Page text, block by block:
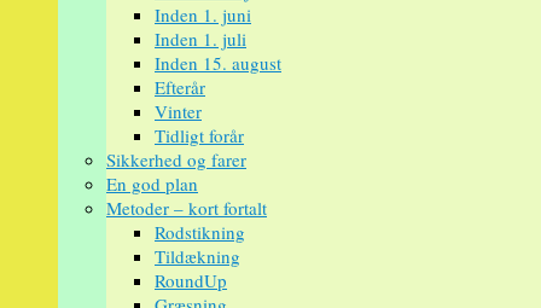
Inden 1. juni
Inden 1. juli
Inden 15. august
Efterår
Vinter
Tidligt forår
Sikkerhed og farer
En god plan
Metoder – kort fortalt
Rodstikning
Tildækning
RoundUp